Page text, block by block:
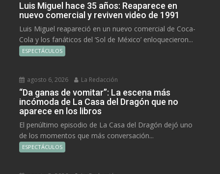
Luis Miguel hace 35 años: Reaparece en
nuevo comercial y reviven video de 1991
Luis Miguel reapareció en un nuevo comercial de Coca-
Cola y los fanáticos del ‘Sol de México’ enloquecieron...
ESPECTÁCULOS
agosto 6, 2026 La Redacción
“Da ganas de vomitar”: La escena más
incómoda de La Casa del Dragón que no
aparece en los libros
El penúltimo episodio de La Casa del Dragón dejó uno
de los momentos que más conversación...
ESPECTÁCULOS